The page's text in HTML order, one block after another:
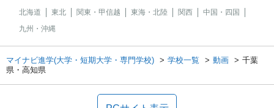
北海道 東北 関東・甲信越 東海・北陸 関西
中国・四国
九州・沖縄
マイナビ進学(大学・短期大学・専門学校) 学校一覧 動画
千葉
県・高知県